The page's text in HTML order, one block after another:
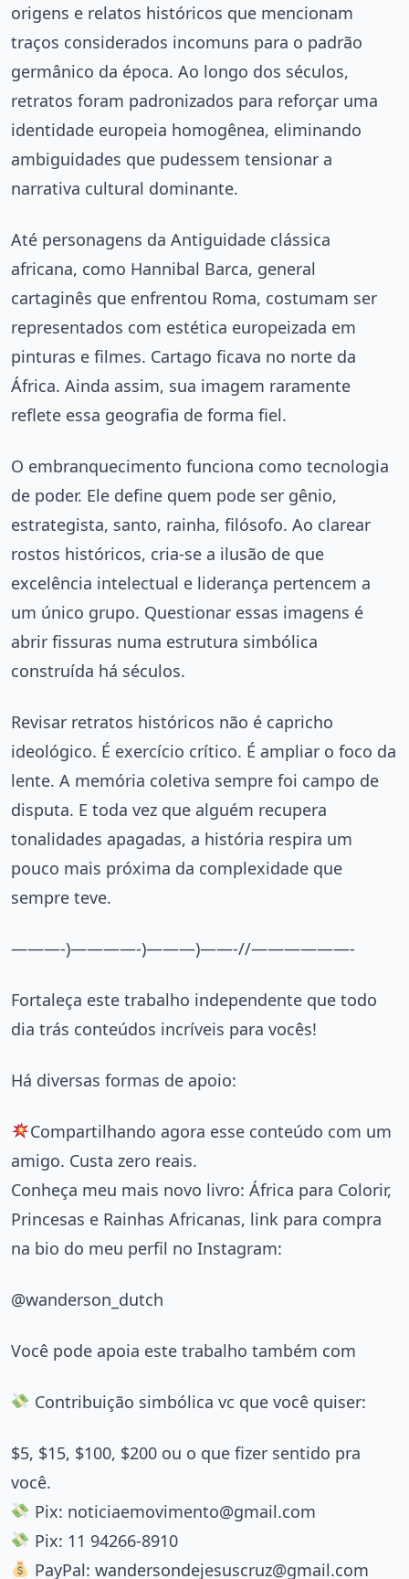
origens e relatos históricos que mencionam
traços considerados incomuns para o padrão
germânico da época. Ao longo dos séculos,
retratos foram padronizados para reforçar uma
identidade europeia homogênea, eliminando
ambiguidades que pudessem tensionar a
narrativa cultural dominante.
Até personagens da Antiguidade clássica
africana, como Hannibal Barca, general
cartaginês que enfrentou Roma, costumam ser
representados com estética europeizada em
pinturas e filmes. Cartago ficava no norte da
África. Ainda assim, sua imagem raramente
reflete essa geografia de forma fiel.
O embranquecimento funciona como tecnologia
de poder. Ele define quem pode ser gênio,
estrategista, santo, rainha, filósofo. Ao clarear
rostos históricos, cria-se a ilusão de que
excelência intelectual e liderança pertencem a
um único grupo. Questionar essas imagens é
abrir fissuras numa estrutura simbólica
construída há séculos.
Revisar retratos históricos não é capricho
ideológico. É exercício crítico. É ampliar o foco da
lente. A memória coletiva sempre foi campo de
disputa. E toda vez que alguém recupera
tonalidades apagadas, a história respira um
pouco mais próxima da complexidade que
sempre teve.
———-)————-)———)——-//——————-
Fortaleça este trabalho independente que todo
dia trás conteúdos incríveis para vocês!
Há diversas formas de apoio:
Compartilhando agora esse conteúdo com um
amigo. Custa zero reais.
Conheça meu mais novo livro: África para Colorir,
Princesas e Rainhas Africanas, link para compra
na bio do meu perfil no Instagram:
@wanderson_dutch
Você pode apoia este trabalho também com
Contribuição simbólica vc que você quiser:
$5, $15, $100, $200 ou o que fizer sentido pra
você.
Pix: noticiaemovimento@gmail.com
Pix: 11 94266-8910
PayPal: wandersondejesuscruz@gmail.com